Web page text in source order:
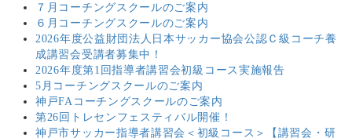
７月コーチングスクールのご案内
６月コーチングスクールのご案内
2026年度公益財団法人日本サッカー協会公認Ｃ級コーチ養
成講習会受講者募集中！
2026年度第1回指導者講習会初級コース実施報告
5月コーチングスクールのご案内
神戸FAコーチングスクールのご案内
第26回トレセンフェスティバル開催！
神戸市サッカー指導者講習会＜初級コース＞【講習会・研